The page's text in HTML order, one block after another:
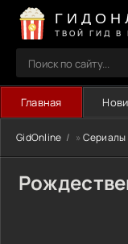
ТВОЙ ГИД В
Главная
GidOnline » Сериалы